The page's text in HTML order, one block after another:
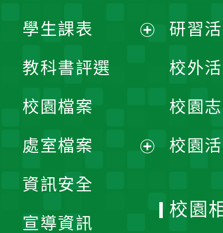
學生課表
單
教科書評選
校園檔案
處室檔案
資訊安全
宣導資訊
研習
校外
校園
校園
校園